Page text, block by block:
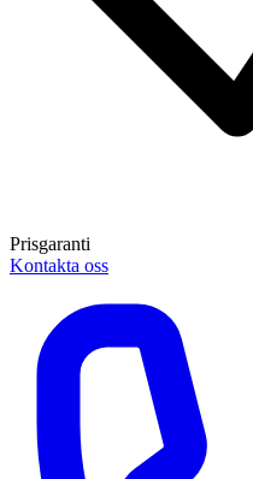
Prisgaranti
Kontakta oss